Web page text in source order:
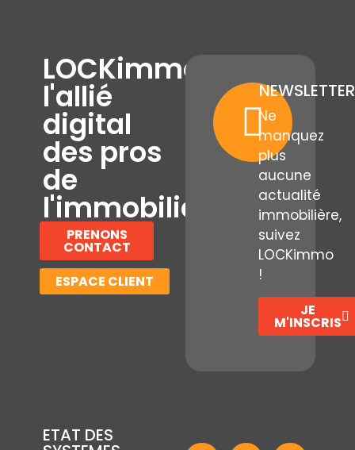
LOCKimmo,
l'allié
digital
des pros
de
l'immobilier
PRENONS
CONTACT
ESPACE CLIENT
NEWSLETTER
Ne
manquez
plus
aucune
actualité
immobilière,
suivez
LOCKimmo
!
JE
M'INSCRIS
ETAT DES